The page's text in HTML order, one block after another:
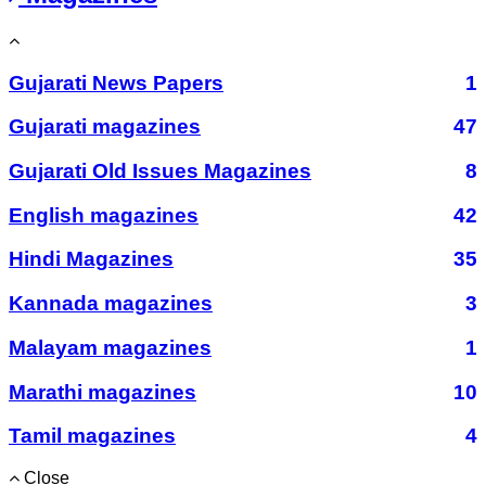
Gujarati News Papers
1
Gujarati magazines
47
Gujarati Old Issues Magazines
8
English magazines
42
Hindi Magazines
35
Kannada magazines
3
Malayam magazines
1
Marathi magazines
10
Tamil magazines
4
Close